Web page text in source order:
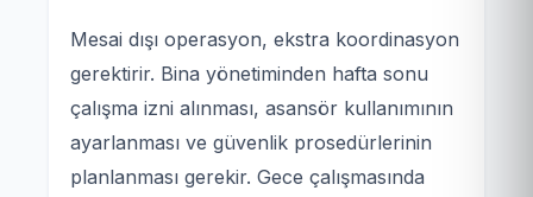
Mesai dışı operasyon, ekstra koordinasyon
gerektirir. Bina yönetiminden hafta sonu
çalışma izni alınması, asansör kullanımının
ayarlanması ve güvenlik prosedürlerinin
planlanması gerekir. Gece çalışmasında